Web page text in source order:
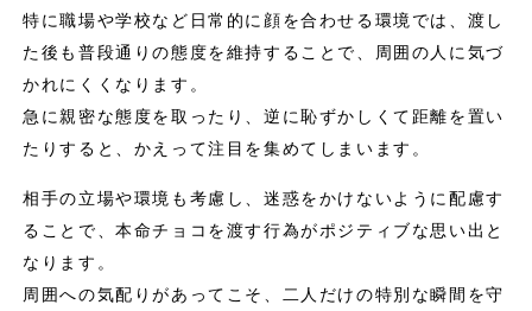
特に職場や学校など日常的に顔を合わせる環境では、渡し
た後も普段通りの態度を維持することで、周囲の人に気づ
かれにくくなります。
急に親密な態度を取ったり、逆に恥ずかしくて距離を置い
たりすると、かえって注目を集めてしまいます。
相手の立場や環境も考慮し、迷惑をかけないように配慮す
ることで、本命チョコを渡す行為がポジティブな思い出と
なります。
周囲への気配りがあってこそ、二人だけの特別な瞬間を守